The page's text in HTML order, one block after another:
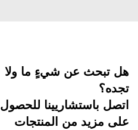
هل تبحث عن شيءٍ ما ولا
تجده؟
اتصل باستشاريينا للحصول
على مزيد من المنتجات